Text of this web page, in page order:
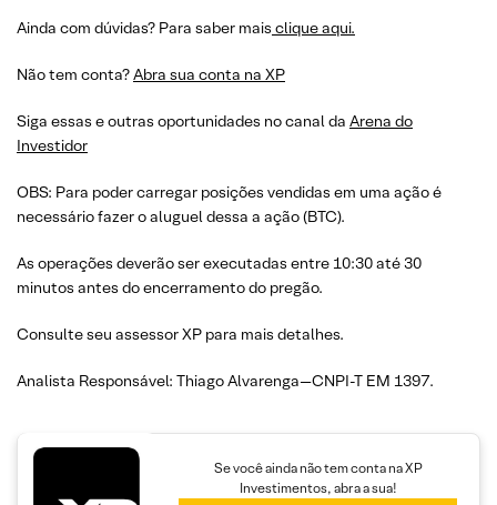
Ainda com dúvidas? Para saber mais clique aqui.
Não tem conta?Abra sua conta na XP
Siga essas e outras oportunidades no canal da Arena do
Investidor
OBS: Para poder carregar posições vendidas em uma ação é
necessário fazer o aluguel dessa a ação (BTC).
As operações deverão ser executadas entre 10:30 até 30
minutos antes do encerramento do pregão.
Consulte seu assessor XP para mais detalhes.
Analista Responsável: Thiago Alvarenga—CNPI-T EM 1397.
Se você ainda não tem conta na XP
Investimentos, abra a sua!